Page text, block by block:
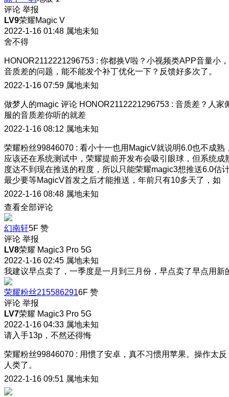
评论 举报
LV9荣耀Magic V
2022-1-16 01:48 属地未知
舍不得
HONOR2112221296753 : 你都换V啦？小视频类APP音量小，
音质差的问题，能不能发个补丁优化一下？反馈好多次了。
2022-1-16 07:59 属地未知
做梦人的magic 评论 HONOR2112221296753 : 音质差？人家
服的音质差你听的就差
2022-1-16 08:12 属地未知
荣耀粉丝99846070 : 看小十一也用MagicV就说明6.0也不成熟
应该还在系统测试中，荣耀提前开发布会吸引眼球，但系统成
度达不到现在推送的程度，所以只能荣耀magic3想推送6.0估
最少要等MagicV首发之后才能推送，年前只有10多天了，如
2022-1-16 08:48 属地未知
查看全部评论
幻南轩5F 赞
评论 举报
LV8荣耀 Magic3 Pro 5G
2022-1-16 02:45 属地未知
我建议早点卖了，一季度是一月到三月份，早点卖了早点用新
荣耀粉丝2155862916F 赞
评论 举报
LV7荣耀 Magic3 Pro 5G
2022-1-16 04:33 属地未知
请入手13p，不然还得悔
荣耀粉丝99846070 : 用惯了安卓，真不习惯用苹果。操作太反
人类了。
2022-1-16 09:51 属地未知